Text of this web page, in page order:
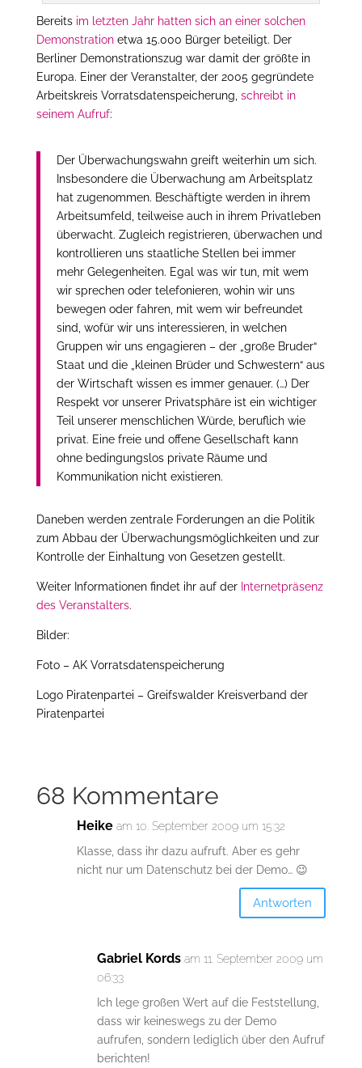
Bereits im letzten Jahr hatten sich an einer solchen
Demonstrationetwa 15.000 Bürger beteiligt. Der
Berliner Demonstrationszug war damit der größte in
Europa. Einer der Veranstalter, der 2005 gegründete
Arbeitskreis Vorratsdatenspeicherung, schreibt in
seinem Aufruf:
Der Überwachungswahn greift weiterhin um sich.
Insbesondere die Überwachung am Arbeitsplatz
hat zugenommen. Beschäftigte werden in ihrem
Arbeitsumfeld, teilweise auch in ihrem Privatleben
überwacht. Zugleich registrieren, überwachen und
kontrollieren uns staatliche Stellen bei immer
mehr Gelegenheiten. Egal was wir tun, mit wem
wir sprechen oder telefonieren, wohin wir uns
bewegen oder fahren, mit wem wir befreundet
sind, wofür wir uns interessieren, in welchen
Gruppen wir uns engagieren – der „große Bruder“
Staat und die „kleinen Brüder und Schwestern“ aus
der Wirtschaft wissen es immer genauer. (…) Der
Respekt vor unserer Privatsphäre ist ein wichtiger
Teil unserer menschlichen Würde, beruflich wie
privat. Eine freie und offene Gesellschaft kann
ohne bedingungslos private Räume und
Kommunikation nicht existieren.
Daneben werden zentrale Forderungen an die Politik
zum Abbau der Überwachungsmöglichkeiten und zur
Kontrolle der Einhaltung von Gesetzen gestellt.
Weiter Informationen findet ihr auf der Internetpräsenz
des Veranstalters.
Bilder:
Foto – AK Vorratsdatenspeicherung
Logo Piratenpartei – Greifswalder Kreisverband der
Piratenpartei
68 Kommentare
Heike am 10. September 2009 um 15:32
Klasse, dass ihr dazu aufruft. Aber es gehr
nicht nur um Datenschutz bei der Demo… 😉
Antworten
Gabriel Kords am 11. September 2009 um
06:33
Ich lege großen Wert auf die Feststellung,
dass wir keineswegs zu der Demo
aufrufen, sondern lediglich über den Aufruf
berichten!